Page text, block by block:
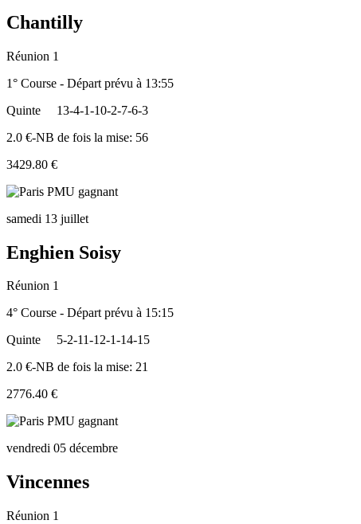
Chantilly
Réunion 1
1° Course - Départ prévu à 13:55
Quinte
13-4-1-10-2-7-6-3
2.0 €-NB de fois la mise: 56
3429.80 €
samedi 13 juillet
Enghien Soisy
Réunion 1
4° Course - Départ prévu à 15:15
Quinte
5-2-11-12-1-14-15
2.0 €-NB de fois la mise: 21
2776.40 €
vendredi 05 décembre
Vincennes
Réunion 1